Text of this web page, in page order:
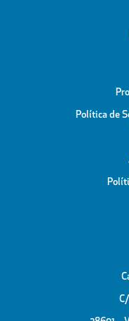
Política de